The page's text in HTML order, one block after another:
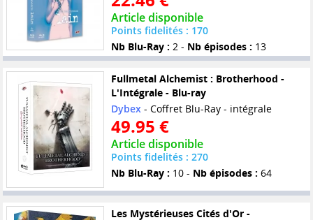
Article disponible
Points fidelités : 170
Nb Blu-Ray : 2 - Nb épisodes : 13
Fullmetal Alchemist : Brotherhood -
L'Intégrale - Blu-ray
Dybex - Coffret Blu-Ray - intégrale
49.95 €
Article disponible
Points fidelités : 270
Nb Blu-Ray : 10 - Nb épisodes : 64
Les Mystérieuses Cités d'Or -